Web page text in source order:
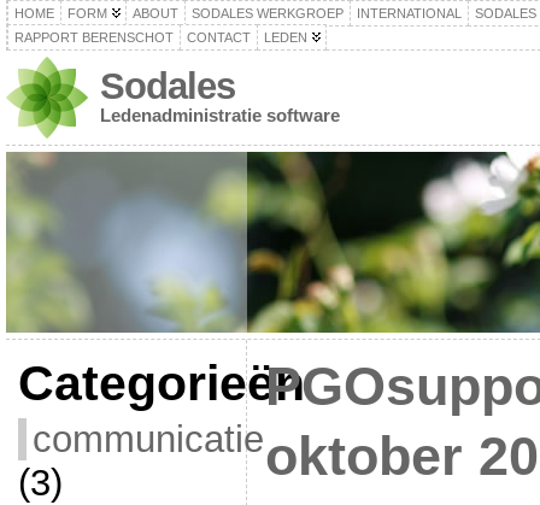
HOME FORM ABOUT SODALES WERKGROEP INTERNATIONAL
SODALES
RAPPORT BERENSCHOT
CONTACT LEDEN
Sodales
Ledenadministratie software
Categorieën
communicatie
(3)
oktober